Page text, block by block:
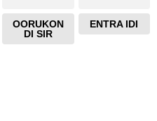
OORUKON
DI SIR
ENTRA IDI